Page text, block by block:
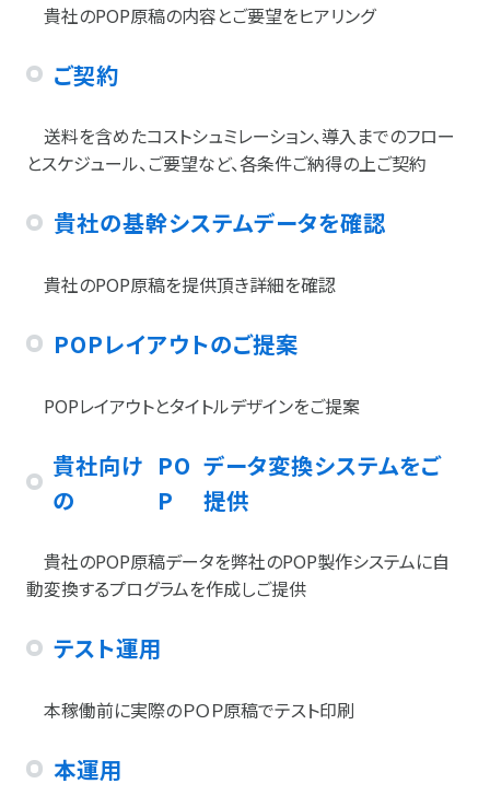
貴社のPOP原稿の内容とご要望をヒアリング
ご契約
送料を含めたコストシュミレーション、導入までのフロー
とスケジュール、ご要望など、各条件ご納得の上ご契約
貴社の基幹システムデータを確認
貴社のPOP原稿を提供頂き詳細を確認
POPレイアウトのご提案
POPレイアウトとタイトルデザインをご提案
貴社向け
の
PO
P
データ変換システムをご
提供
貴社のPOP原稿データを弊社のPOP製作システムに自
動変換するプログラムを作成しご提供
テスト運用
本稼働前に実際のＰＯＰ原稿でテスト印刷
本運用